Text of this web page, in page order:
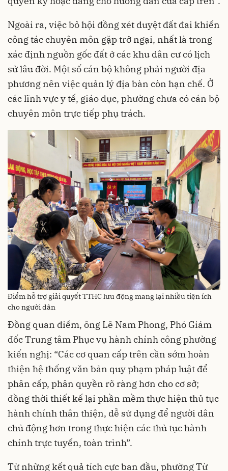
Ngoài ra, việc bỏ hội đồng xét duyệt đất đai khiến
công tác chuyên môn gặp trở ngại, nhất là trong
xác định nguồn gốc đất ở các khu dân cư có lịch
sử lâu đời. Một số cán bộ không phải người địa
phương nên việc quản lý địa bàn còn hạn chế. Ở
các lĩnh vực y tế, giáo dục, phường chưa có cán bộ
chuyên môn trực tiếp phụ trách.
Điểm hỗ trợ giải quyết TTHC lưu động mang lại nhiều tiện ích
cho người dân
Đồng quan điểm, ông Lê Nam Phong, Phó Giám
đốc Trung tâm Phục vụ hành chính công phường
kiến nghị: “Các cơ quan cấp trên cần sớm hoàn
thiện hệ thống văn bản quy phạm pháp luật để
phân cấp, phân quyền rõ ràng hơn cho cơ sở;
đồng thời thiết kế lại phần mềm thực hiện thủ tục
hành chính thân thiện, dễ sử dụng để người dân
chủ động hơn trong thực hiện các thủ tục hành
chính trực tuyến, toàn trình”.
Từ những kết quả tích cực ban đầu, phường Từ